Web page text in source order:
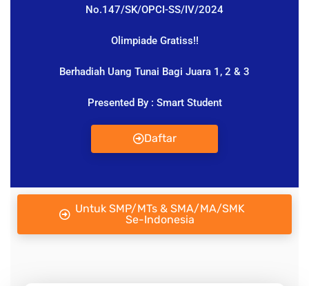
No.147/SK/OPCI-SS/IV/2024
Olimpiade Gratiss!!
Berhadiah Uang Tunai Bagi Juara 1, 2 & 3
Presented By : Smart Student
Daftar
Untuk SMP/MTs & SMA/MA/SMK
Se-Indonesia